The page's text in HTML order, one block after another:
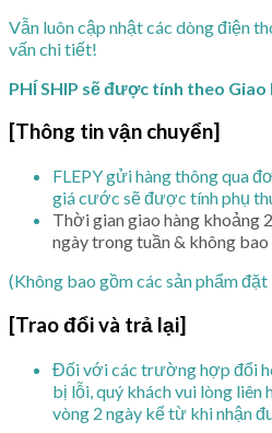
Vẫn luôn cập nhật các dòng điện
vấn chi tiết!
PHÍ SHIP sẽ được tính theo Giao
[Thông tin vận chuyển]
FLEPY gửi hàng thông qua
giá cước sẽ được tính phụ
Thời gian giao hàng khoảng
ngày trong tuần & không
(Không bao gồm các sản phẩm đặt
[Trao đổi và trả lại]
Đối với các trường hợp đổi
bị lỗi, quý khách vui lòng liên
vòng 2 ngày kể từ khi nhận